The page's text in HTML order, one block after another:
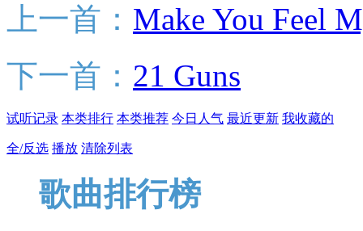
上一首： Make You Feel
下一首： 21 Guns
试听记录 本类排行 本类推荐 今日人气 最近更新 我收藏的
全/反选 播放 清除列表
歌曲排行榜